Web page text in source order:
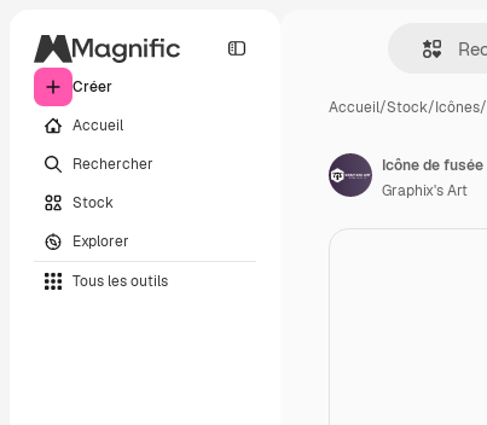
Créer
Accueil
Rechercher
Stock
Explorer
Tous les outils
Accueil/Stock/Icônes/
Icône de fusée
Graphix's Art